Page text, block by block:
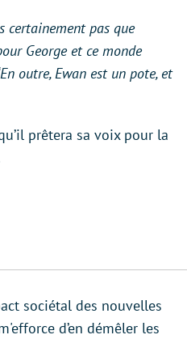
certainement pas que
George et ce monde
outre, Ewan est un pote, et
prêtera sa voix pour la
sociétal des nouvelles
d’en démêler les